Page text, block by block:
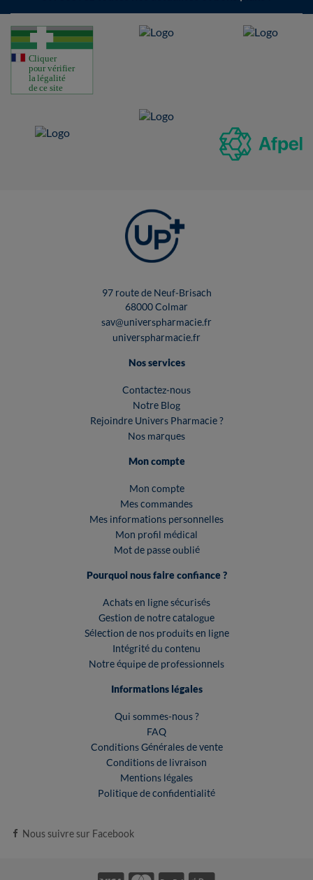
97 route de Neuf-Brisach
68000 Colmar
sav@universpharmacie.fr
universpharmacie.fr
Nos services
Contactez-nous
Notre Blog
Rejoindre Univers Pharmacie ?
Nos marques
Mon compte
Mon compte
Mes commandes
Mes informations personnelles
Mon profil médical
Mot de passe oublié
Pourquoi nous faire confiance ?
Achats en ligne sécurisés
Gestion de notre catalogue
Sélection de nos produits en ligne
Intégrité du contenu
Notre équipe de professionnels
Informations légales
Qui sommes-nous ?
FAQ
Conditions Générales de vente
Conditions de livraison
Mentions légales
Politique de confidentialité
Nous suivre sur Facebook